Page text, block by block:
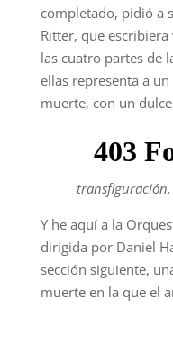
completado, pidió a
Ritter, que
las cuatro partes de
ellas representa a
muerte, con un
transfiguración,
Y he aquí a la
dirigida por Daniel
sección siguiente,
muerte en la que el